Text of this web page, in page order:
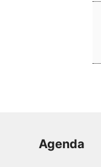
Agenda